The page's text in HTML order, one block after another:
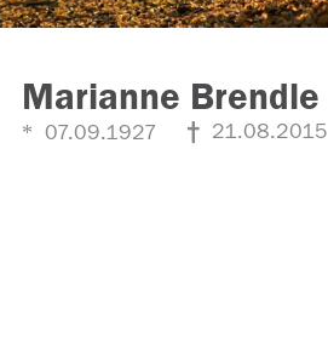
Marianne Brendle
07.09.1927 21.08.2015